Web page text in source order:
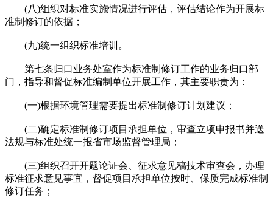
(八)组织对标准实施情况进行评估，评估结论作为开展标
准制修订的依据；
(九)统一组织标准培训。
第七条归口业务处室作为标准制修订工作的业务归口部
门，指导和督促标准编制单位开展工作，其主要职责为：
(一)根据环境管理需要提出标准制修订计划建议；
(二)确定标准制修订项目承担单位，审查立项申报书并送
法规与标准处统一报省市场监督管理局；
(三)组织召开开题论证会、征求意见稿技术审查会，办理
标准征求意见事宜，督促项目承担单位按时、保质完成标准制
修订任务；